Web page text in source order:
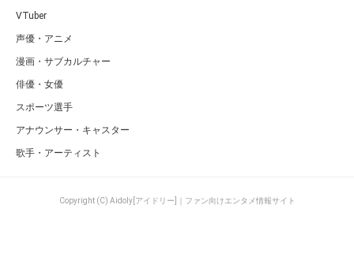
VTuber
声優・アニメ
漫画・サブカルチャー
俳優・女優
スポーツ選手
アナウンサー・キャスター
歌手・アーティスト
Copyright (C) Aidoly[アイドリー]｜ファン向けエンタメ情報サイト